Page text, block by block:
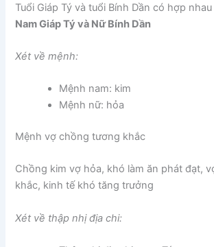
Tuổi Giáp Tý và tuổi Bính Dần có hợp
Nam Giáp Tý và Nữ Bính Dần
Xét về mệnh:
Mệnh nam: kim
Mệnh nữ: hỏa
Mệnh vợ chồng tương khắc
Chồng kim vợ hỏa, khó làm ăn phát đạt,
khắc, kinh tế khó tăng trưởng
Xét về thập nhị địa chi: